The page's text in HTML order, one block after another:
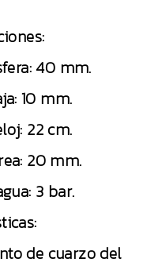
40 mm.
10 mm.
22 cm.
20 mm.
3 bar.
de cuarzo del